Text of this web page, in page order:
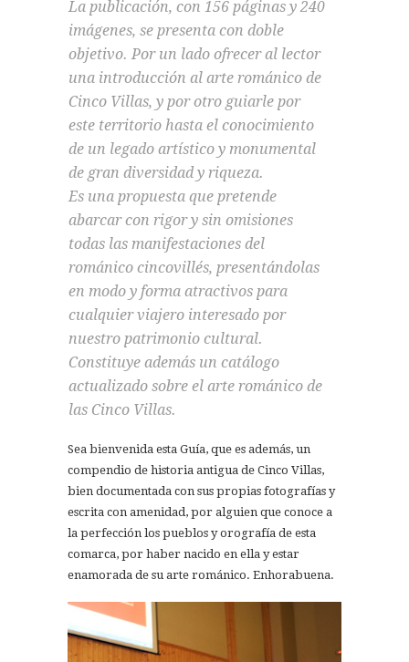
La publicación, con 156 páginas y 240
imágenes, se presenta con doble
objetivo. Por un lado ofrecer al lector
una introducción al arte románico de
Cinco Villas, y por otro guiarle por
este territorio hasta el conocimiento
de un legado artístico y monumental
de gran diversidad y riqueza.
Es una propuesta que pretende
abarcar con rigor y sin omisiones
todas las manifestaciones del
románico cincovillés, presentándolas
en modo y forma atractivos para
cualquier viajero interesado por
nuestro patrimonio cultural.
Constituye además un catálogo
actualizado sobre el arte románico de
las Cinco Villas.
Sea bienvenida esta Guía, que es además, un
compendio de historia antigua de Cinco Villas,
bien documentada con sus propias fotografías y
escrita con amenidad, por alguien que conoce a
la perfección los pueblos y orografía de esta
comarca, por haber nacido en ella y estar
enamorada de su arte románico. Enhorabuena.